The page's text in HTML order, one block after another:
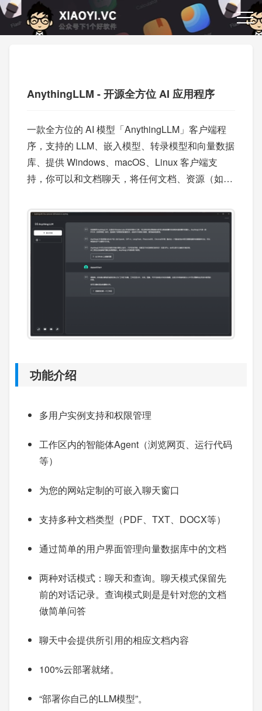
AnythingLLM - 开源全方位 AI 应用程序
一款全方位的 AI 模型「AnythingLLM」客户端程
序，支持的 LLM、嵌入模型、转录模型和向量数据
库、提供 Windows、macOS、Linux 客户端支
持，你可以和文档聊天，将任何文档、资源（如网
功能介绍
多用户实例支持和权限管理
工作区内的智能体Agent（浏览网页、运行代码
等）
为您的网站定制的可嵌入聊天窗口
支持多种文档类型（PDF、TXT、DOCX等）
通过简单的用户界面管理向量数据库中的文档
两种对话模式：聊天和查询。聊天模式保留先
前的对话记录。查询模式则是是针对您的文档
做简单问答
聊天中会提供所引用的相应文档内容
100%云部署就绪。
“部署你自己的LLM模型”。